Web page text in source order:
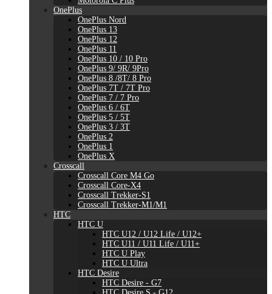
OnePlus
OnePlus Nord
OnePlus 13
OnePlus 12
OnePlus 11
OnePlus 10 / 10 Pro
OnePlus 9/ 9R/ 9Pro
OnePlus 8 /8T/ 8 Pro
OnePlus 7T / 7T Pro
OnePlus 7 / 7 Pro
OnePlus 6 / 6T
OnePlus 5 / 5T
OnePlus 3 / 3T
OnePlus 2
OnePlus 1
OnePlus X
Crosscall
Crosscall Core M4 Go
Crosscall Core-X4
Crosscall Trekker-S1
Crosscall Trekker-M1/M1
HTC
HTC U
HTC U12 / U12 Life / U12+
HTC U11 / U11 Life / U11+
HTC U Play
HTC U Ultra
HTC Desire
HTC Desire - G7